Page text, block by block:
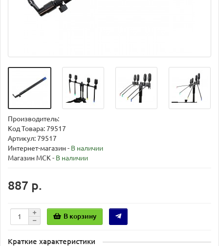
Производитель:
Код Товара:79517
Артикул: 79517
Интернет-магазин - В наличии
Магазин МСК - В наличии
887 р.
В корзину
Краткие характеристики